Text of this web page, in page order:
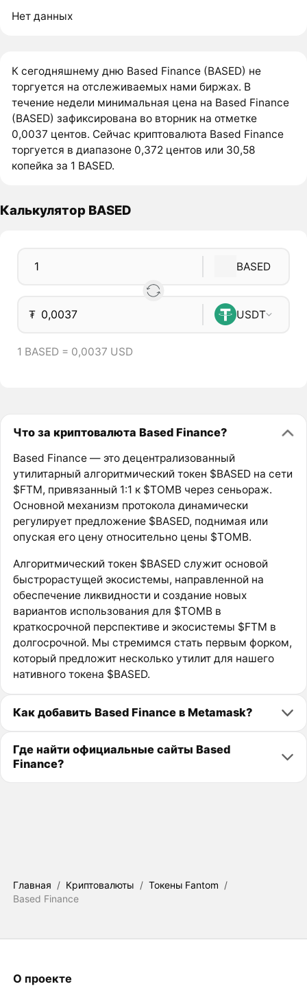
Нет данных
К сегодняшнему дню Based Finance (BASED) не
торгуется на отслеживаемых нами биржах. В
течение недели минимальная цена на Based Finance
(BASED) зафиксирована во вторник на отметке
0,0037 центов. Сейчас криптовалюта Based Finance
торгуется в диапазоне 0,372 центов или 30,58
копейка за 1 BASED.
Калькулятор BASED
BASED
₮ USDT
1 BASED = 0,0037 USD
Что за криптовалюта Based Finance?
Based Finance — это децентрализованный
утилитарный алгоритмический токен $BASED на сети
$FTM, привязанный 1:1 к $TOMB через сеньораж.
Основной механизм протокола динамически
регулирует предложение $BASED, поднимая или
опуская его цену относительно цены $TOMB.
Алгоритмический токен $BASED служит основой
быстрорастущей экосистемы, направленной на
обеспечение ликвидности и создание новых
вариантов использования для $TOMB в
краткосрочной перспективе и экосистемы $FTM в
долгосрочной. Мы стремимся стать первым форком,
который предложит несколько утилит для нашего
нативного токена $BASED.
Как добавить Based Finance в Metamask?
Где найти официальные сайты Based
Finance?
Главная / Криптовалюты / Токены Fantom /
Based Finance
О проекте